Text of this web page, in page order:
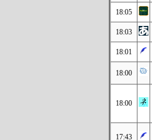
18:05
18:03
18:01
18:00
18:00
17:43